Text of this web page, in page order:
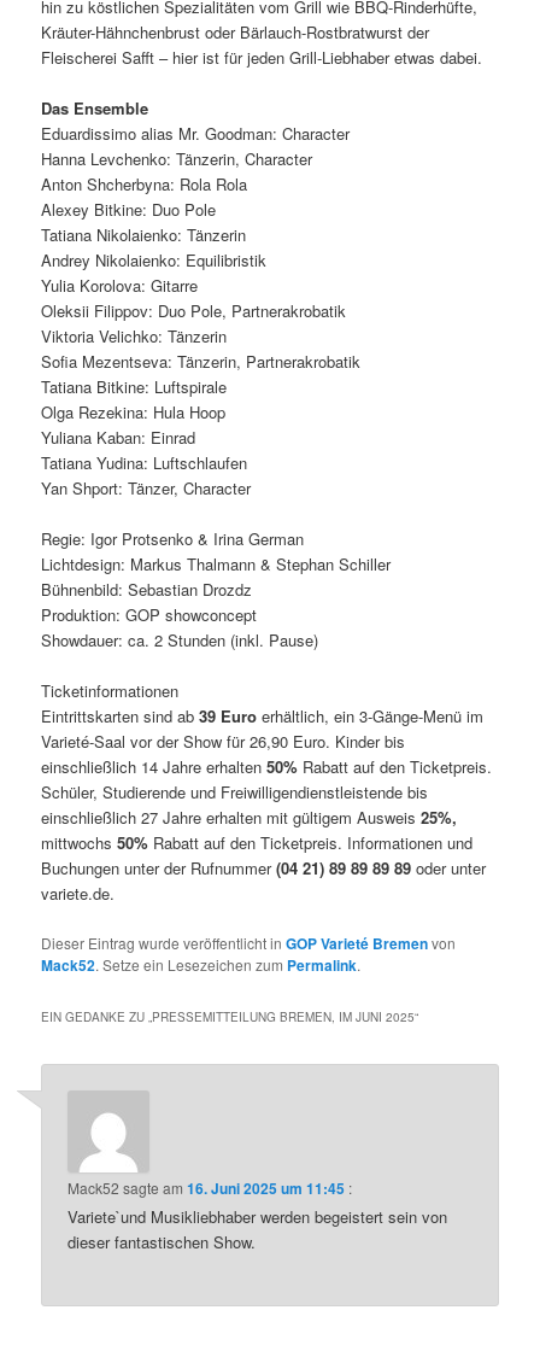
hin zu köstlichen Spezialitäten vom Grill wie BBQ-Rinderhüfte,
Kräuter-Hähnchenbrust oder Bärlauch-Rostbratwurst der
Fleischerei Safft – hier ist für jeden Grill-Liebhaber etwas dabei.
Das Ensemble
Eduardissimo alias Mr. Goodman: Character
Hanna Levchenko: Tänzerin, Character
Anton Shcherbyna: Rola Rola
Alexey Bitkine: Duo Pole
Tatiana Nikolaienko: Tänzerin
Andrey Nikolaienko: Equilibristik
Yulia Korolova: Gitarre
Oleksii Filippov: Duo Pole, Partnerakrobatik
Viktoria Velichko: Tänzerin
Sofia Mezentseva: Tänzerin, Partnerakrobatik
Tatiana Bitkine: Luftspirale
Olga Rezekina: Hula Hoop
Yuliana Kaban: Einrad
Tatiana Yudina: Luftschlaufen
Yan Shport: Tänzer, Character
Regie: Igor Protsenko & Irina German
Lichtdesign: Markus Thalmann & Stephan Schiller
Bühnenbild: Sebastian Drozdz
Produktion: GOP showconcept
Showdauer: ca. 2 Stunden (inkl. Pause)
Ticketinformationen
Eintrittskarten sind ab39 Euroerhältlich, ein 3-Gänge-Menü im
Varieté-Saal vor der Show für 26,90 Euro. Kinder bis
einschließlich 14 Jahre erhalten50% Rabatt auf den Ticketpreis.
Schüler, Studierende und Freiwilligendienstleistende bis
einschließlich 27 Jahre erhalten mit gültigem Ausweis25%,
mittwochs50% Rabatt auf den Ticketpreis. Informationen und
Buchungen unter der Rufnummer(04 21) 89 89 89 89 oder unter
variete.de.
Dieser Eintrag wurde veröffentlicht inGOP Varieté Bremenvon
Mack52. Setze ein Lesezeichen zum Permalink.
EIN GEDANKE ZU „ PRESSEMITTEILUNG BREMEN, IM JUNI 2025“
Mack52 sagte am16. Juni 2025 um 11:45 :
Variete`und Musikliebhaber werden begeistert sein von
dieser fantastischen Show.